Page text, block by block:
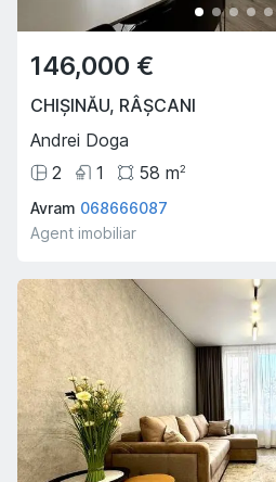
146,000 €
CHIȘINĂU, RÂȘCANI
Andrei Doga
2
1 58 m2
Avram 068666087
Agent imobiliar
Hot